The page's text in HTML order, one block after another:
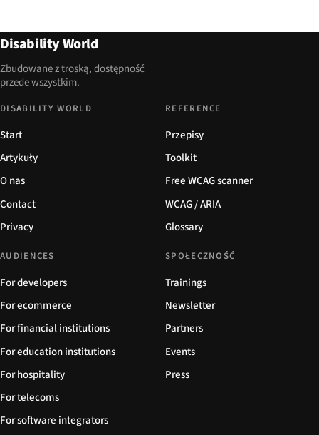
Disability World
Zbudowane z troską, dostępność
przede wszystkim.
DISABILITY WORLD
Start
Artykuły
O nas
Contact
Privacy
REFERENCE
Przepisy
Toolkit
Free WCAG scanner
WCAG / ARIA
Glossary
AUDIENCES
For developers
For ecommerce
For financial institutions
For education institutions
For hospitality
For telecoms
For software integrators
SPOŁECZNOŚĆ
Trainings
Newsletter
Partners
Events
Press